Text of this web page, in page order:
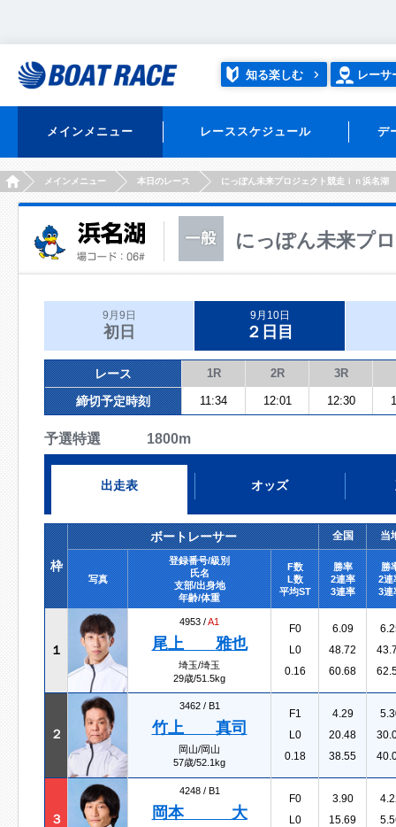
知る楽しむ レーサ
メインメニュー レーススケジュール デ
HOMEメインメニュー 本日のレース にっぽん未来プロジェクト競走ｉｎ浜名湖
にっぽん未来プ
9月9日
初日
9月10日
２日目
レース 1R 2R 3R
締切予定時刻 11:34 12:01 12:30
予選特選 1800m
出走表 オッズ
枠
ボートレーサー 全国 当
写真
登録番号/級別
氏名
支部/出身地
年齢/体重
F数
L数
平均ST
勝率
2連率
3連率
勝
2連
3連
１
4953 /A1
尾上 雅也
埼玉/埼玉
29歳/51.5kg
F0
L0
0.16
6.09
48.72
60.68
２
3462 / B1
竹上 真司
岡山/岡山
57歳/52.1kg
F1
L0
0.18
4.29
20.48
38.55
３
4248 / B1
岡本 大
F0
L0
3.90
15.69